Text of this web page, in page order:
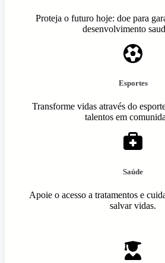
Proteja o futuro hoje: doe para
desenvolvimento
Esportes
Transforme vidas através do
talentos em
Saúde
Apoie o acesso a tratamentos e
salvar vidas.